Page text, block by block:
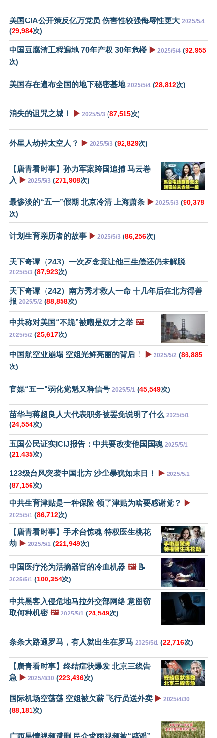
美国CIA公开策反亿万党员 伤害性较强侮辱性更大 2025/5/4
(29,984次)
中国豆腐渣工程遍地 70年产权 30年危楼 ▶️ 2025/5/4 (92,955
次)
美国存在遍布全国的地下秘密基地 2025/5/4 (28,812次)
消失的诅咒之城！ ▶️ 2025/5/3 (87,515次)
外星人劫持太空人？ ▶️ 2025/5/3 (92,829次)
【唐青看时事】孙力军案跨国追捕 马云卷
入 ▶️ 2025/5/3 (271,908次)
最惨淡的“五一”假期 北京冷清 上海萧条 ▶️ 2025/5/3 (90,378
次)
计划生育亲历者的故事 ▶️ 2025/5/3 (86,256次)
天下奇谭（243）一次歹念竟让他三生偿还仍未解脱
2025/5/3 (87,923次)
天下奇谭（242）南方秀才救人一命 十几年后在北方得善
报 2025/5/2 (88,858次)
中共称对美国“不跪”被嘲是奴才之举 🖼️
2025/5/2 (25,617次)
中国航空业崩塌 空姐光鲜亮丽的背后！ ▶️ 2025/5/2 (86,885
次)
官媒“五一”弱化党魁又释信号 2025/5/1 (45,549次)
苗华与蒋超良人大代表职务被罢免说明了什么 2025/5/1
(24,554次)
五国公民证实ICIJ报告：中共要改变他国国魂 2025/5/1
(21,435次)
123级台风突袭中国北方 沙尘暴犹如末日！ ▶️ 2025/5/1
(87,156次)
中共生育津贴是一种保险 领了津贴为啥要感谢党？ ▶️
2025/5/1 (86,712次)
【唐青看时事】手术台惊魂 特权医生桃花
劫 ▶️ 2025/5/1 (221,949次)
中国医疗沦为活摘器官的冷血机器 🖼️📝
2025/5/1 (100,354次)
中共黑客入侵危地马拉外交部网络 意图窃
取何种机密 🖼️ 2025/5/1 (24,549次)
条条大路通罗马，有人就出生在罗马 2025/5/1 (22,716次)
【唐青看时事】终结症状爆发 北京三线告
急 ▶️ 2025/4/30 (223,436次)
国际机场空荡荡 空姐被欠薪 飞行员送外卖 ▶️ 2025/4/30
(88,181次)
广西旱情视频遭删 民众求雨视频被“辟谣”